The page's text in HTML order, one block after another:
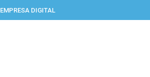
EMPRESA DIGITAL